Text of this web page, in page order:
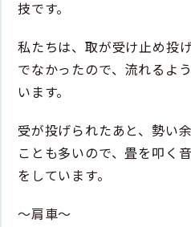
技です。
私たちは、取が受け止め投
でなかったので、流れるよ
います。
受が投げられたあと、勢い
ことも多いので、畳を叩く
をしています。
〜肩車〜